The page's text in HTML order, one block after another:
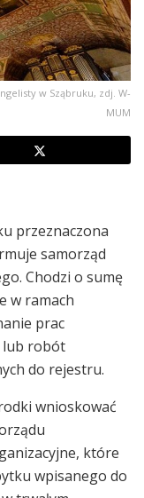
w Sząbruku, zdj. W-
MUM
przeznaczona
samorząd
Chodzi o sumę
w ramach
prac
lub robót
do rejestru.
wnioskować
które
wpisanego do